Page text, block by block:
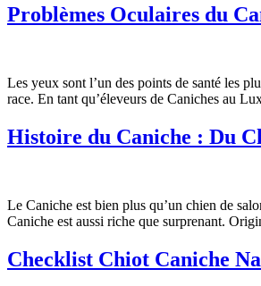
Problèmes Oculaires du
Les yeux sont l’un des points de santé les
race. En tant qu’éleveurs de Caniches au
Histoire du Caniche : Du
Le Caniche est bien plus qu’un chien de
Caniche est aussi riche que surprenant.
Checklist Chiot Caniche